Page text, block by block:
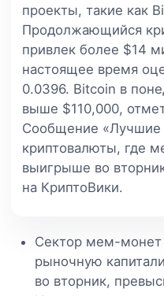
проекты, такие как
Продолжающийся
привлек более $14
настоящее время
0.0396. Bitcoin в
выше $110,000,
Сообщение «Лучшие
криптовалюты, где
выигрыше во
на КриптоВики.
Сектор мем-
рыночную
во вторник,